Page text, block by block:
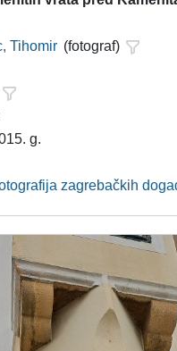
Tihomir (fotograf)
g.
zagrebačkih